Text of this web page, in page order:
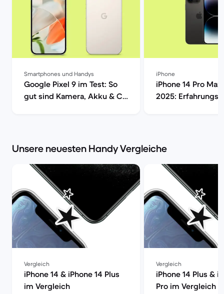
Smartphones und Handys
Google Pixel 9 im Test: So
gut sind Kamera, Akku & Co
iPhone
iPhone 14 Pro Max
2025:
Unsere neuesten Handy Vergleiche
Vergleich
iPhone 14 & iPhone 14 Plus
im Vergleich
Vergleich
iPhone 14 Plus &
Pro im Vergleich